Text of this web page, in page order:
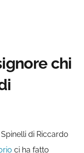
chi
di Riccardo
ci ha fatto